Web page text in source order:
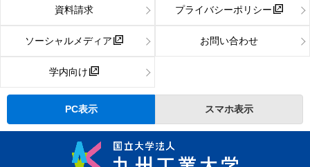
資料請求 プライバシーポリシー
ソーシャルメディア お問い合わせ
学内向け
PC表示 スマホ表示